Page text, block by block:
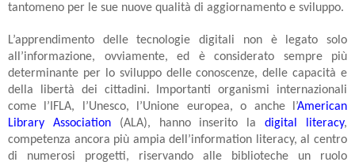
tantomeno per le sue nuove qualità di aggiornamento e sviluppo.
L’apprendimento delle tecnologie digitali non è legato solo
all’informazione, ovviamente, ed è considerato sempre più
determinante per lo sviluppo delle conoscenze, delle capacità e
della libertà dei cittadini. Importanti organismi internazionali
come l’IFLA, l’Unesco, l’Unione europea, o anche l’American
Library Association(ALA), hanno inserito ladigital literacy,
competenza ancora più ampia dell’information literacy, al centro
di numerosi progetti, riservando alle biblioteche un ruolo